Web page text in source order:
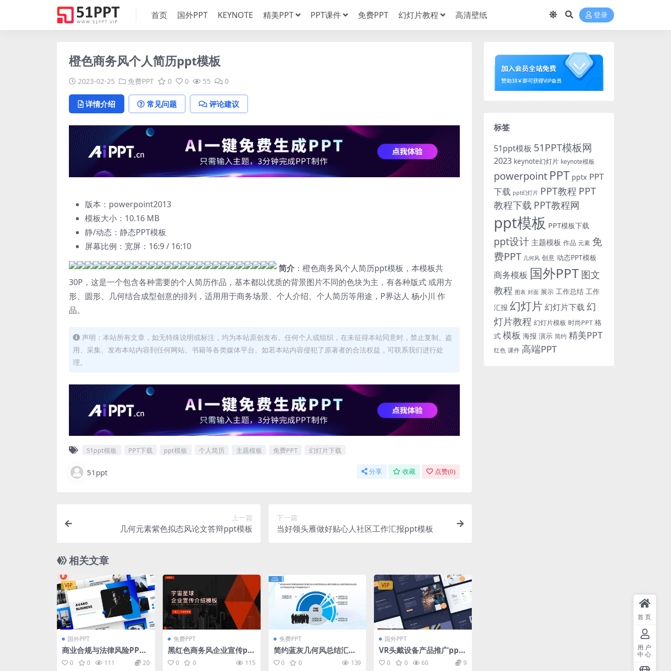
首页 国外PPT KEYNOTE 精美PPT PPT课件 免费PPT 幻灯片教程 高清壁纸 登录
橙色商务风个人简历ppt模板
2023-02-25 免费PPT 0 0 55 0
详情介绍 常见问题 评论建议
版本：powerpoint2013
模板大小： 10.16 MB
静/动态：静态PPT模板
屏幕比例：宽屏：16:9 / 16:10
简介 ：橙色商务风个人简历ppt模板，本模板共
30P，这是一个包含各种需要的个人简历作品，基本都以优质的背景图片不同的色块为主，有各种版式 或用方
形、圆形、几何结合成型创意的排列，适用用于商务场景、个人介绍、个人简历等用途，P界达人 杨小川 作
品。
声明：本站所有文章，如无特殊说明或标注，均为本站原创发布。任何个人或组织，在未征得本站同意时，禁止复制、盗
用、采集、发布本站内容到任何网站、书籍等各类媒体平台。如若本站内容侵犯了原著者的合法权益，可联系我们进行处
理。
51ppt模板 PPT下载 ppt模板 个人简历 主题模板 免费PPT 幻灯片下载
51ppt 分享 收藏 点赞(0)
上一篇
几何元素紫色拟态风论文答辩ppt模板
下一篇
当好领头雁做好贴心人社区工作汇报ppt模板
相关文章
VIP
国外PPT
商业合规与法律风险PPT
模板
0 0 111 20
免费PPT
黑红色商务风企业宣传pp
t模板
0 0 115
免费PPT
简约蓝灰几何风总结汇报
商务通用ppt模板
0 0 139
VIP
国外PPT
VR头戴设备产品推广ppt
模板
0 0 60 9
标签
51ppt模板 51PPT模板网
2023 keynote幻灯片 keynote模板
powerpoint PPT pptx PPT
下载 ppt幻灯片 PPT教程 PPT
教程下载 PPT教程网
ppt模板 PPT模板下载
ppt设计 主题模板 作品 元素 免
费PPT 几何风 创意 动态PPT模板
商务模板 国外PPT图文
教程 图表 封面 展示 工作总结 工作
汇报 幻灯片 幻灯片下载 幻
灯片教程 幻灯片模板 时尚PPT 格
式 模板 海报 演示 简约 精美PPT
红色 课件 高端PPT
首页
用户
中心